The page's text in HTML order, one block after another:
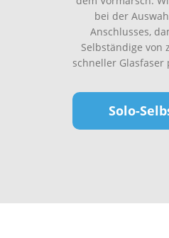
bei der
Anschlusses,
Selbständige von
schneller
Solo-